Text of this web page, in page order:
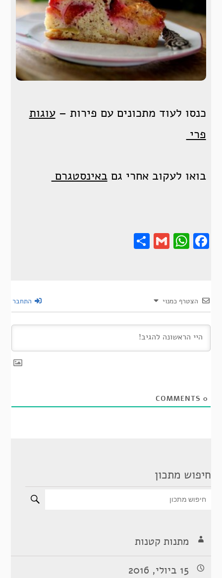
כנסו לעוד מתכונים עם פירות –עוגות
פרי
בואו לעקוב אחרי גםבאינסטגרם
Gmail
Share
הצטרף כמנוי התחבר
0
חיפוש מתכון
מתנות קטנות
15 ביולי, 2016